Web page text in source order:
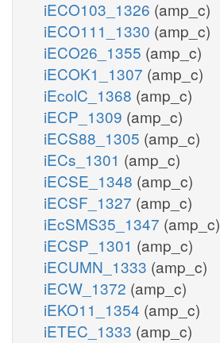
iECO103_1326 (amp_c)
iECO111_1330 (amp_c)
iECO26_1355 (amp_c)
iECOK1_1307 (amp_c)
iEcolC_1368 (amp_c)
iECP_1309 (amp_c)
iECS88_1305 (amp_c)
iECs_1301 (amp_c)
iECSE_1348 (amp_c)
iECSF_1327 (amp_c)
iEcSMS35_1347 (amp_c)
iECSP_1301 (amp_c)
iECUMN_1333 (amp_c)
iECW_1372 (amp_c)
iEKO11_1354 (amp_c)
iETEC_1333 (amp_c)